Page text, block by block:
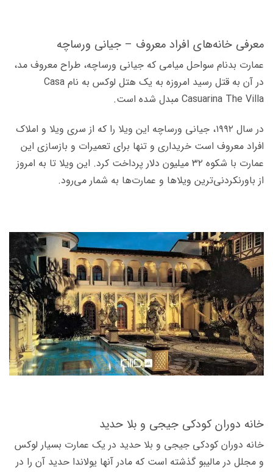
معرفی خانه‌های افراد معروف – جیانی ورساچه
عمارت بدنام سواحل میامی که جیانی ورساچه، طراح معروف مد،
در آن به قتل رسید امروزه به یک هتل لوکس به نام Casa
Casuarina The Villa مبدل شده است.
در سال ۱۹۹۲، جیانی ورساچه این ویلا را که از سری ویلا­ و املاک
افراد معروف است خریداری و تنها برای تعمیرات و بازسازی این
عمارت با شکوه ۳۲ میلیون دلار پرداخت کرد. این ویلا تا به امروز
از باورنکردنی‌ترین ویلا­ها و عمارت‌­ها به شمار می‌­رود.
خانه دوران کودکی جیجی و بلا حدید
خانه دوران کودکی جی­جی و بلا حدید در یک عمارت بسیار لوکس
و مجلل در مالیبو گذشته است که مادر آنها یولاندا حدید آن را در